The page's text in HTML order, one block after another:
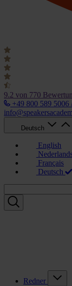
9.2 von 770
+49 800 589 5006
Deutsch
English
Français
Deutsch
Redner